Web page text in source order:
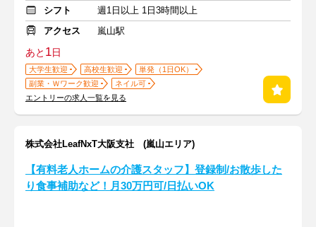
シフト
週1日以上 1日3時間以上
アクセス
嵐山駅
あと 1日
大学生歓迎 高校生歓迎
単発（1日OK）
副業・Ｗワーク歓迎
ネイル可
エントリーの求人一覧を見る
株式会社LeafNxT大阪支社 (嵐山エリア)
【有料老人ホームの介護スタッフ】登録制/お散歩した
り食事補助など！月30万円可/日払いOK